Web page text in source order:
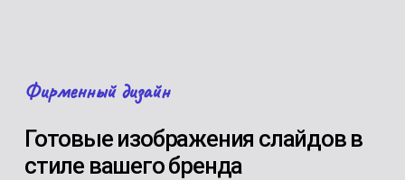
Фирменный дизайн
Готовые изображения слайдов в
стиле вашего бренда